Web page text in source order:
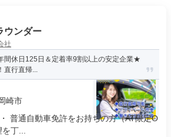
ウンダー
社
間休日125日＆定着率9割以上の安定企業★
直行直帰...
崎市
普通自動車免許をお持ちの方（AT限定O
丁...